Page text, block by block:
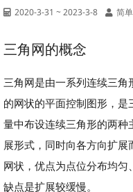
2020-3-31 ~ 2023-3-8 简单
三角网的概念
三角网是由一系列连续三角
的网状的平面控制图形，是
量中布设连续三角形的两种
展形式，同时向各方向扩展
网状，优点为点位分布均匀
缺点是扩展较缓慢。